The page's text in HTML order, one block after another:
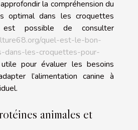
la compréhension du
optimal dans les croquettes
possible de consulter
quel-est-le-bon-
dans-les-croquettes-pour-
pour évaluer les besoins
l’alimentation canine à
animales et